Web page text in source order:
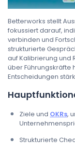
Betterworks stellt
fokussiert darauf,
verbinden und
strukturierte
auf Kalibrierung und
über
Entscheidungen
Ziele und OKRs,
Strukturierte